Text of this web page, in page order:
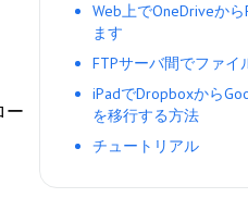
ー
Web上でOneDriveか
ます
FTPサーバ間でファイ
iPadでDropboxから
を移行する方法
チュートリアル